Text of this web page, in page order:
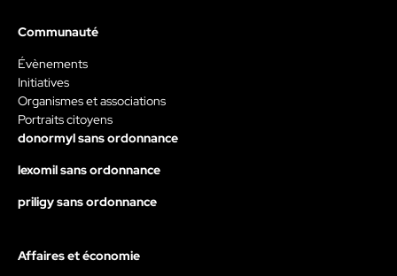
Communauté
Évènements
Initiatives
Organismes et associations
Portraits citoyens
donormyl sans ordonnance
lexomil sans ordonnance
priligy sans ordonnance
Affaires et économie